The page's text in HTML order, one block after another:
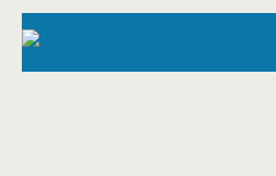
شده بودند، آن‌ها را به کمپ
برای یک ماه در آن‌جا نگهداری